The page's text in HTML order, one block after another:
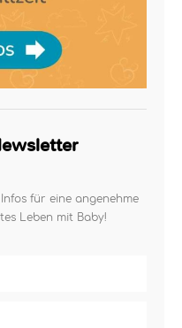
für eine angenehme
Leben mit Baby!